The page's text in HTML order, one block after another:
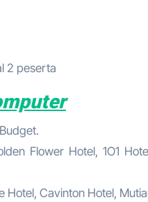
2 peserta
Flower Hotel, 1O1
Hotel, Cavinton Hotel,